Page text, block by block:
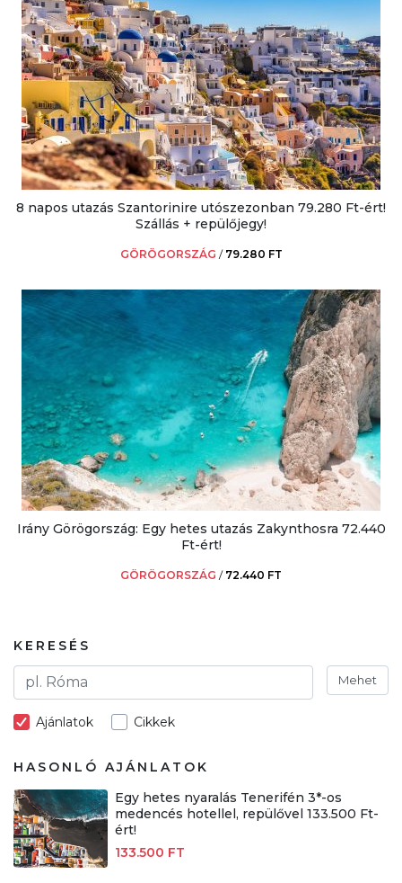
8 napos utazás Szantorinire utószezonban 79.280 Ft-ért!
Szállás + repülőjegy!
GÖRÖGORSZÁG / 79.280 FT
Irány Görögország: Egy hetes utazás Zakynthosra 72.440
Ft-ért!
GÖRÖGORSZÁG / 72.440 FT
KERESÉS
Mehet
Ajánlatok Cikkek
HASONLÓ AJÁNLATOK
Egy hetes nyaralás Tenerifén 3*-os
medencés hotellel, repülővel 133.500 Ft-
ért!
133.500 FT